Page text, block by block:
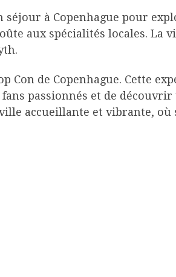
à Copenhague pour
aux spécialités locales. La
de Copenhague. Cette
passionnés et de
accueillante et vibrante,